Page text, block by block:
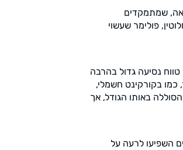
שמתמקדים
פולימר שעשוי
נסיעה גדול בהרבה
כמו בקורקינט חשמלי,
באותו הגודל, אך
השפיעו לרעה על